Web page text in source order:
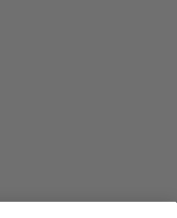
und Wortschatzübungen
Niveaustufen